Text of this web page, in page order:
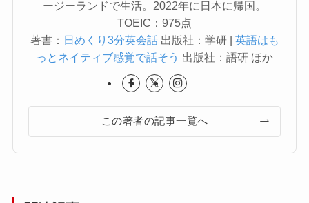
ージーランドで生活。2022年に日本に帰国。
TOEIC：975点
著書： 日めくり3分英会話出版社：学研 | 英語はも
っとネイティブ感覚で話そう 出版社：語研 ほか
この著者の記事一覧へ